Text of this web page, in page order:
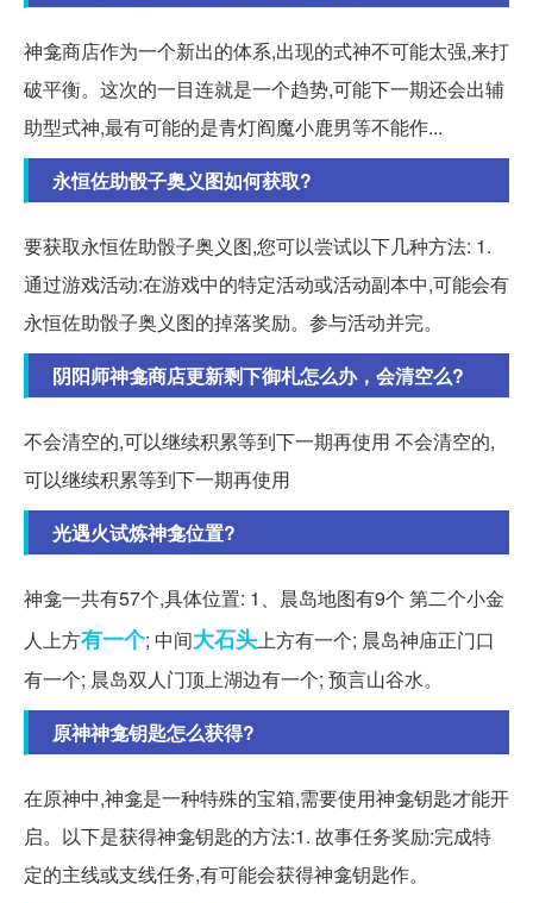
神龛商店作为一个新出的体系,出现的式神不可能太强,来打
破平衡。这次的一目连就是一个趋势,可能下一期还会出辅
助型式神,最有可能的是青灯阎魔小鹿男等不能作...
永恒佐助骰子奥义图如何获取?
要获取永恒佐助骰子奥义图,您可以尝试以下几种方法: 1.
通过游戏活动:在游戏中的特定活动或活动副本中,可能会有
永恒佐助骰子奥义图的掉落奖励。参与活动并完。
阴阳师神龛商店更新剩下御札怎么办，会清空么?
不会清空的,可以继续积累等到下一期再使用 不会清空的,
可以继续积累等到下一期再使用
光遇火试炼神龛位置?
神龛一共有57个,具体位置: 1、晨岛地图有9个 第二个小金
人上方有一个; 中间大石头上方有一个; 晨岛神庙正门口
有一个; 晨岛双人门顶上湖边有一个; 预言山谷水。
原神神龛钥匙怎么获得?
在原神中,神龛是一种特殊的宝箱,需要使用神龛钥匙才能开
启。以下是获得神龛钥匙的方法:1. 故事任务奖励:完成特
定的主线或支线任务,有可能会获得神龛钥匙作。